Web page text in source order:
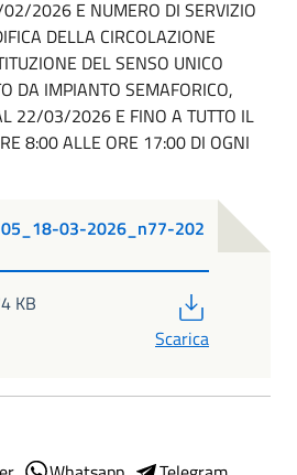
2026 E NUMERO DI SERVIZIO
DELLA CIRCOLAZIONE
DEL SENSO UNICO
DA IMPIANTO SEMAFORICO,
22/03/2026 E FINO A TUTTO IL
8:00 ALLE ORE 17:00 DI OGNI
03-2026_n77-202
KB
Scarica